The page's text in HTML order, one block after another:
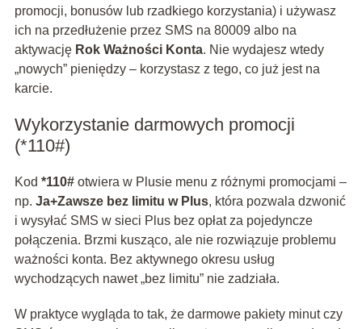
promocji, bonusów lub rzadkiego korzystania) i używasz
ich na przedłużenie przez SMS na 80009 albo na
aktywację Rok Ważności Konta. Nie wydajesz wtedy
„nowych” pieniędzy – korzystasz z tego, co już jest na
karcie.
Wykorzystanie darmowych promocji
(*110#)
Kod *110#otwiera w Plusie menu z różnymi promocjami –
np. Ja+Zawsze bez limitu w Plus, która pozwala dzwonić
i wysyłać SMS w sieci Plus bez opłat za pojedyncze
połączenia. Brzmi kusząco, ale nie rozwiązuje problemu
ważności konta. Bez aktywnego okresu usług
wychodzących nawet „bez limitu” nie zadziała.
W praktyce wygląda to tak, że darmowe pakiety minut czy